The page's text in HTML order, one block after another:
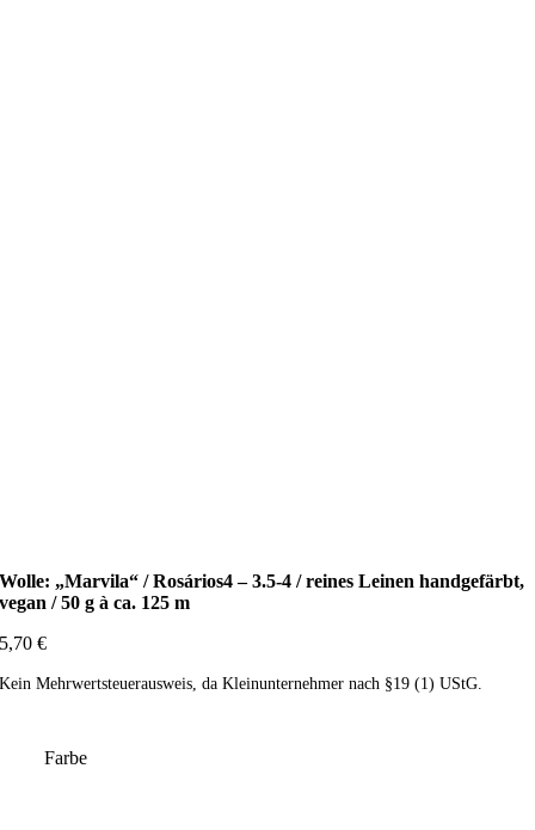
Wolle: „Marvila“ / Rosários4 – 3.5-4 / reines Leinen handgefärbt,
vegan / 50 g à ca. 125 m
5,70€
Kein Mehrwertsteuerausweis, da Kleinunternehmer nach §19 (1) UStG.
Farbe